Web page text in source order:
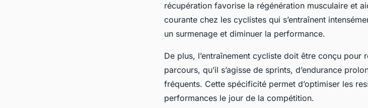
récupération favorise la régénération musculaire et
courante chez les cyclistes qui s’entraînent
un surmenage et diminuer la performance.
De plus, l’entraînement cycliste doit être conçu pour
parcours, qu’il s’agisse de sprints, d’endurance
fréquents. Cette spécificité permet d’optimiser les
performances le jour de la compétition.